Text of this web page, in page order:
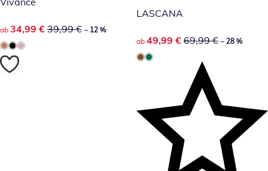
reduzierter Preis 34,99 €, vorheriger Preis: 39,99 €
ab 34,99 € 39,99 € – 12 %
LASCANA
reduzierter Preis 49,99 €,
ab 49,99 € 69,99 € – 28 %